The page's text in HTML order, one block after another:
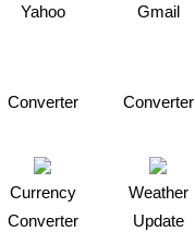
Yahoo Gmail
Converter Converter
Currency
Converter
Weather
Update